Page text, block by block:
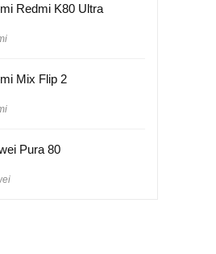
Redmi K80 Ultra
Mix Flip 2
Pura 80